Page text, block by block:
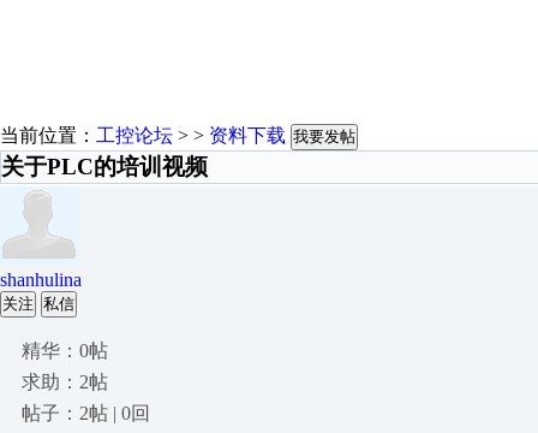
当前位置： 工控论坛 > > 资料下载 我要发帖
关于PLC的培训视频
shanhulina
关注 私信
精华：0帖
求助：2帖
帖子：2帖 | 0回